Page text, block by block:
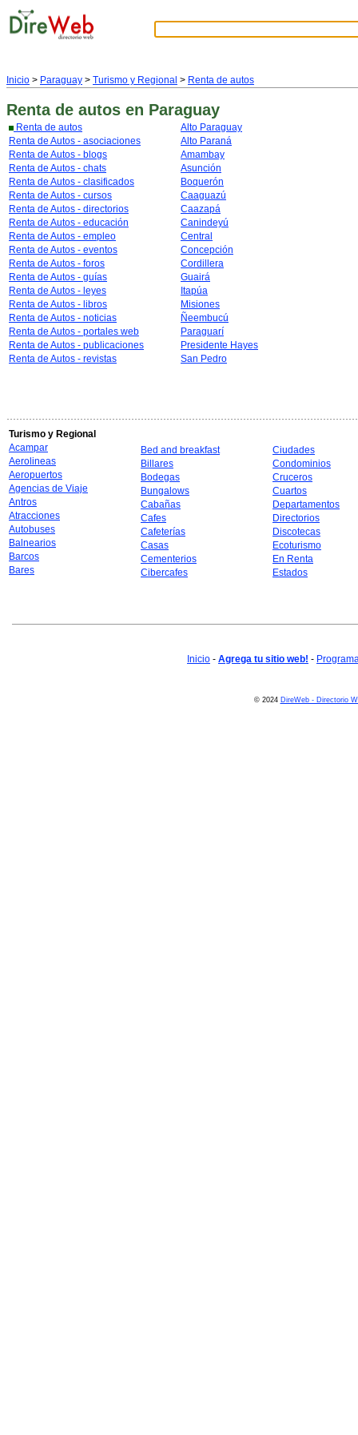
Inicio > Paraguay > Turismo y Regional > Renta de autos
Renta de autos en Paraguay
Renta de autos
Renta de Autos - asociaciones
Renta de Autos - blogs
Renta de Autos - chats
Renta de Autos - clasificados
Renta de Autos - cursos
Renta de Autos - directorios
Renta de Autos - educación
Renta de Autos - empleo
Renta de Autos - eventos
Renta de Autos - foros
Renta de Autos - guías
Renta de Autos - leyes
Renta de Autos - libros
Renta de Autos - noticias
Renta de Autos - portales web
Renta de Autos - publicaciones
Renta de Autos - revistas
Alto Paraguay
Alto Paraná
Amambay
Asunción
Boquerón
Caaguazú
Caazapá
Canindeyú
Central
Concepción
Cordillera
Guairá
Itapúa
Misiones
Ñeembucú
Paraguarí
Presidente Hayes
San Pedro
Turismo y Regional
Acampar
Aerolineas
Aeropuertos
Agencias de Viaje
Antros
Atracciones
Autobuses
Balnearios
Barcos
Bares
Bed and breakfast
Billares
Bodegas
Bungalows
Cabañas
Cafes
Cafeterías
Casas
Cementerios
Cibercafes
Ciudades
Condominios
Cruceros
Cuartos
Departamentos
Directorios
Discotecas
Ecoturismo
En Renta
Estados
Inicio - Agrega tu sitio web! -
© 2024 DireWeb - Directorio